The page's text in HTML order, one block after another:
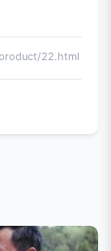
22.html